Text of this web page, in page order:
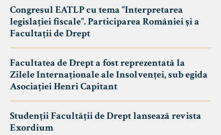
Congresul EATLP cu tema “Interpretarea
legislației fiscale”. Participarea României și a
Facultații de Drept
Facultatea de Drept a fost reprezentată la
Zilele Internaționale ale Insolvenței, sub egida
Asociației Henri Capitant
Studenții Facultății de Drept lansează revista
Exordium